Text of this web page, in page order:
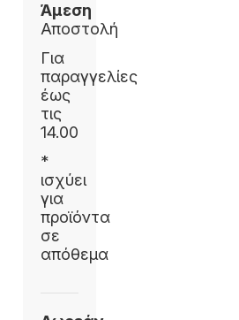
Άμεση
Αποστολή
Για
παραγγελίες
έως
τις
14.00
*
ισχύει
για
προϊόντα
σε
απόθεμα